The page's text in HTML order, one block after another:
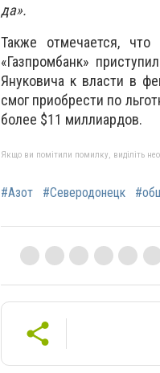
да».
Также отмечается,
«Газпромбанк»
Януковича к власти в
смог приобрести по
более $11 миллиардов.
Якщо ви помітили помилку, виділіть
#Азот #Северодонецк